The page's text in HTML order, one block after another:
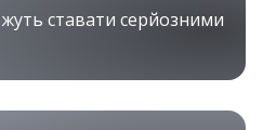
ставати серйозними